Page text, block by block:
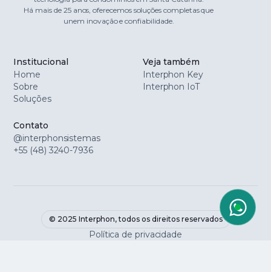
Há mais de 25 anos, oferecemos soluções completas que
unem inovação e confiabilidade.
Institucional
Home
Sobre
Soluções
Veja também
Interphon Key
Interphon IoT
Contato
@interphonsistemas
+55 (48) 3240-7936
© 2025 Interphon, todos os direitos reservados
Política de privacidade